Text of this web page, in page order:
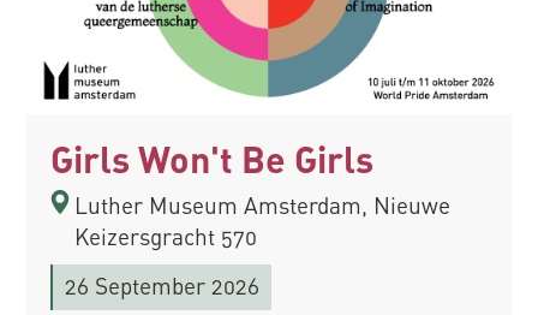
Girls Won't Be Girls
Luther Museum Amsterdam, Nieuwe
Keizersgracht 570
26 September 2026